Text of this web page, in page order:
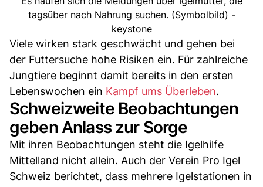
tagsüber nach Nahrung suchen. (Symbolbild) -
keystone
Viele wirken stark geschwächt und gehen bei
der Futtersuche hohe Risiken ein. Für zahlreiche
Jungtiere beginnt damit bereits in den ersten
Lebenswochen ein Kampf ums Überleben.
Schweizweite Beobachtungen
geben Anlass zur Sorge
Mit ihren Beobachtungen steht die Igelhilfe
Mittelland nicht allein. Auch der Verein Pro Igel
Schweiz berichtet, dass mehrere Igelstationen in